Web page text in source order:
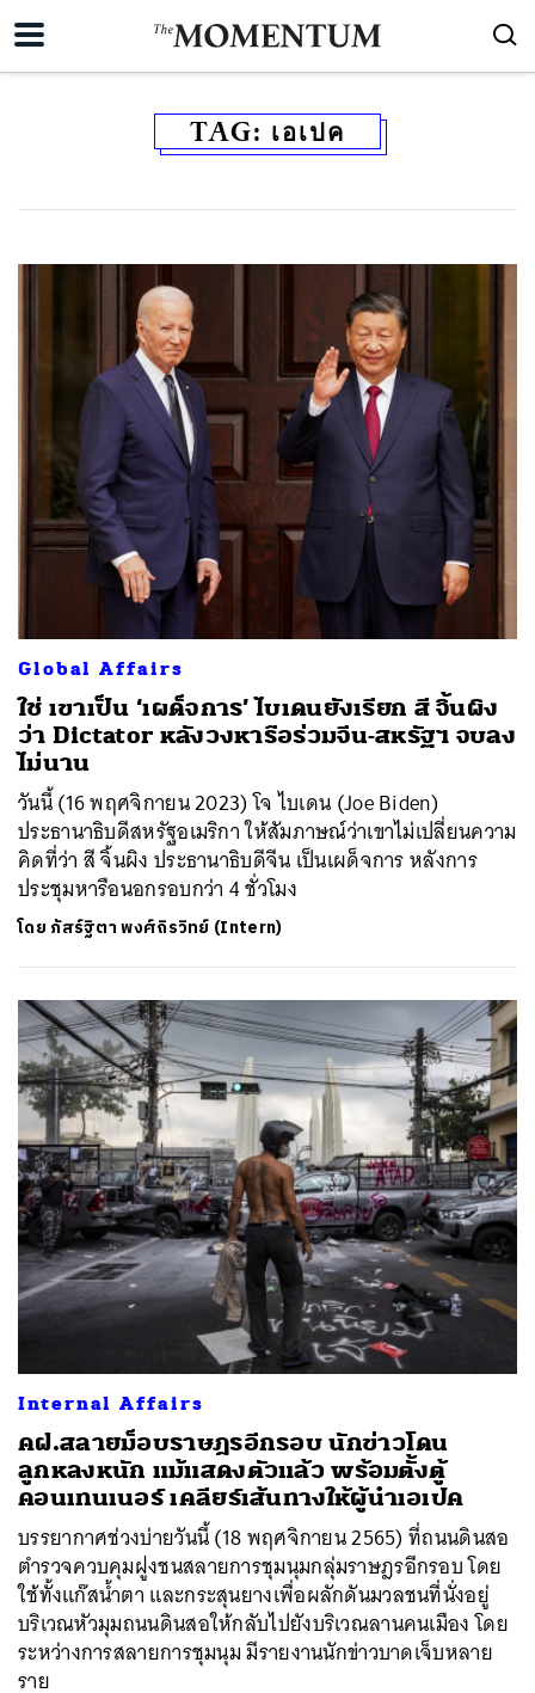
TAG: เอเปค
Global Affairs
ใช่ เขาเป็น ‘เผด็จการ’ ไบเดนยังเรียก สี จิ้นผิง
ว่า Dictator หลังวงหารือร่วมจีน-สหรัฐฯ จบลง
ไม่นาน
วันนี้ (16 พฤศจิกายน 2023) โจ ไบเดน (Joe Biden)
ประธานาธิบดีสหรัฐอเมริกา ให้สัมภาษณ์ว่าเขาไม่เปลี่ยนความ
คิดที่ว่า สี จิ้นผิง ประธานาธิบดีจีน เป็นเผด็จการ หลังการ
ประชุมหารือนอกรอบกว่า 4 ชั่วโมง
โดย ภัสร์ฐิตา พงศ์ถิรวิทย์ (Intern)
Internal Affairs
คฝ.สลายม็อบราษฎรอีกรอบ นักข่าวโดน
ลูกหลงหนัก แม้แสดงตัวแล้ว พร้อมตั้งตู้
คอนเทนเนอร์ เคลียร์เส้นทางให้ผู้นำเอเปค
บรรยากาศช่วงบ่ายวันนี้ (18 พฤศจิกายน 2565) ที่ถนนดินสอ
ตำรวจควบคุมฝูงชนสลายการชุมนุมกลุ่มราษฎรอีกรอบ โดย
ใช้ทั้งแก๊สน้ำตา และกระสุนยางเพื่อผลักดันมวลชนที่นั่งอยู่
บริเวณหัวมุมถนนดินสอให้กลับไปยังบริเวณลานคนเมือง โดย
ระหว่างการสลายการชุมนุม มีรายงานนักข่าวบาดเจ็บหลาย
ราย